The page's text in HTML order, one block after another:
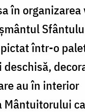
în
într-o
au în interior
Mântuitorului